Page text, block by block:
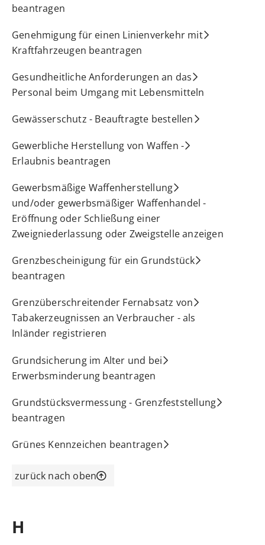
beantragen
Genehmigung für einen Linienverkehr mit
Kraftfahrzeugen beantragen
Gesundheitliche Anforderungen an das
Personal beim Umgang mit Lebensmitteln
Gewässerschutz - Beauftragte bestellen
Gewerbliche Herstellung von Waffen -
Erlaubnis beantragen
Gewerbsmäßige Waffenherstellung
und/oder gewerbsmäßiger Waffenhandel -
Eröffnung oder Schließung einer
Zweigniederlassung oder Zweigstelle anzeigen
Grenzbescheinigung für ein Grundstück
beantragen
Grenzüberschreitender Fernabsatz von
Tabakerzeugnissen an Verbraucher - als
Inländer registrieren
Grundsicherung im Alter und bei
Erwerbsminderung beantragen
Grundstücksvermessung - Grenzfeststellung
beantragen
Grünes Kennzeichen beantragen
zurück nach oben
H